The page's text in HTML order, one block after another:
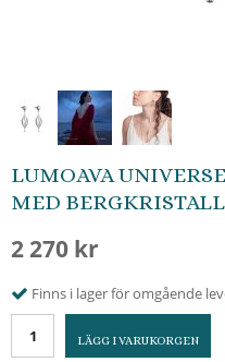
LUMOAVA
MED BERGKRISTALL
2 270 kr
Finns i lager för omgående
LÄGG I VARUKORGEN